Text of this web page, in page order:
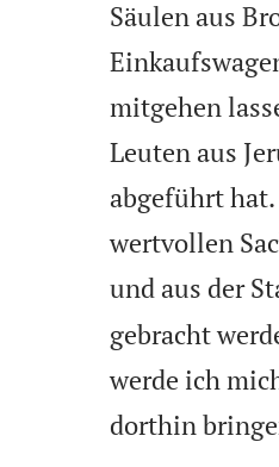
Säulen aus
mitgehen
Leuten aus
abgeführt hat.
wertvollen
und aus der
gebracht
werde ich
dorthin